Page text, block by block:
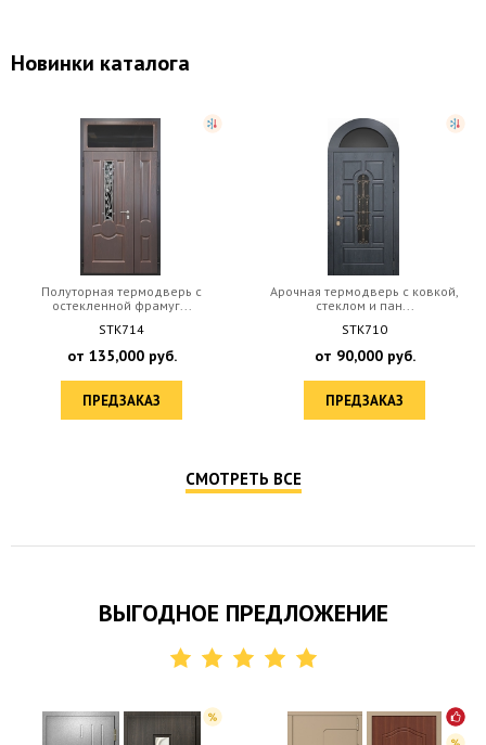
Новинки каталога
Полуторная термодверь с
остекленной фрамуг...
STK714
от 135,000руб.
ПРЕДЗАКАЗ
Арочная термодверь с ковкой,
стеклом и пан...
STK710
от 90,000руб.
ПРЕДЗАКАЗ
СМОТРЕТЬ ВСЕ
ВЫГОДНОЕ ПРЕДЛОЖЕНИЕ